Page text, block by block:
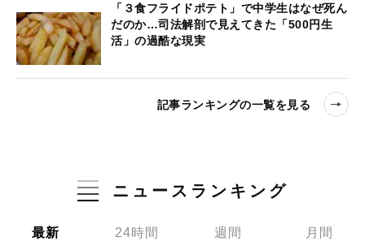
「３食フライドポテト」で中学生はなぜ死ん
だのか…司法解剖で見えてきた「500円生
活」の過酷な現実
記事ランキングの一覧を見る
ニュースランキング
最新 24時間 週間 月間